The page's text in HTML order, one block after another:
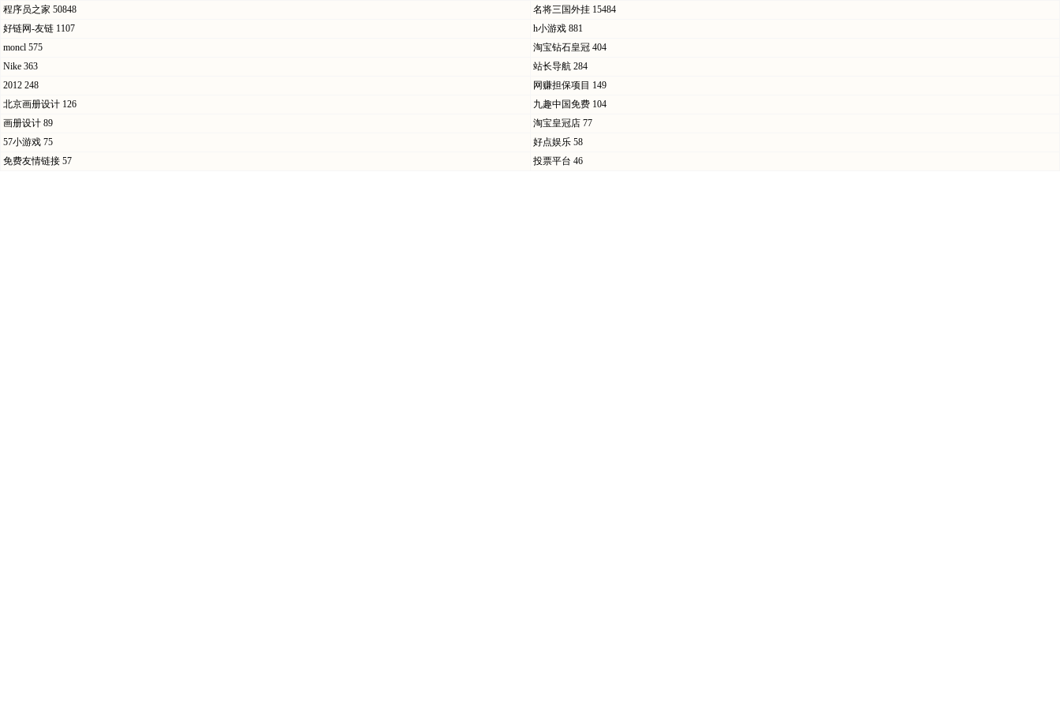
程序员之家 50848 名将三国外挂 15484
好链网-友链 1107 h小游戏 881
moncl 575 淘宝钻石皇冠 404
Nike 363 站长导航 284
2012 248 网赚担保项目 149
北京画册设计 126 九趣中国免费 104
画册设计 89 淘宝皇冠店 77
57小游戏 75 好点娱乐 58
免费友情链接 57 投票平台 46